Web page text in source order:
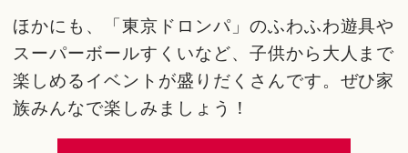
ほかにも、「東京ドロンパ」のふわふわ遊具や
スーパーボールすくいなど、子供から大人まで
楽しめるイベントが盛りだくさんです。ぜひ家
族みんなで楽しみましょう！